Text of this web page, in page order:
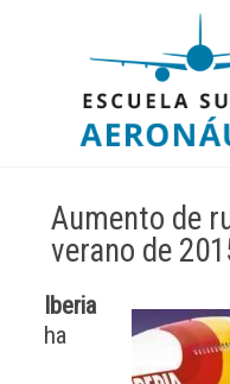
Aumento de
verano de
Iberia
ha